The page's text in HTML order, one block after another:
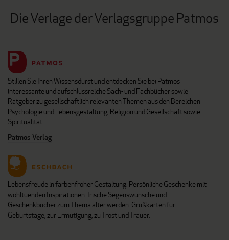
Die Verlage der Verlagsgruppe Patmos
Stillen Sie Ihren Wissensdurst und entdecken Sie bei Patmos
interessante und aufschlussreiche Sach- und Fachbücher sowie
Ratgeber zu gesellschaftlich relevanten Themen aus den Bereichen
Psychologie und Lebensgestaltung, Religion und Gesellschaft sowie
Spiritualität.
Patmos Verlag
Lebensfreude in farbenfroher Gestaltung: Persönliche Geschenke mit
wohltuenden Inspirationen. Irische Segenswünsche und
Geschenkbücher zum Thema älter werden. Grußkarten für
Geburtstage, zur Ermutigung, zu Trost und Trauer.